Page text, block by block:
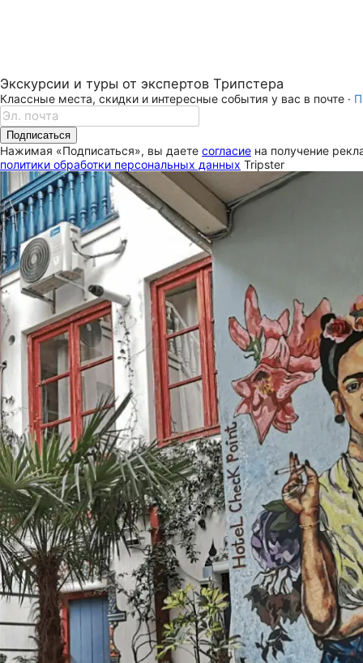
Экскурсии и туры от экспертов Трипстера
Классные места, скидки и интересные события у вас в почте ·
Подписаться
Нажимая «Подписаться», вы даете согласие на получение
политики обработки персональных данных Tripster